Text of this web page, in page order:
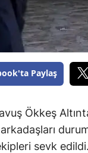
Paylaş
Ökkeş
sevk edildi.